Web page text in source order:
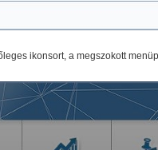
ikonsort, a megszokott